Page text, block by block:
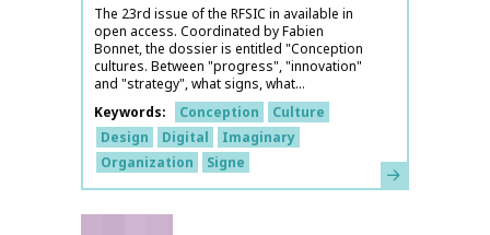
The 23rd issue of the RFSIC in available in
open access. Coordinated by Fabien
Bonnet, the dossier is entitled "Conception
cultures. Between "progress", "innovation"
and "strategy", what signs, what...
Keywords
Conception
Culture
Design
Digital
Imaginary
Organization
Signe Learn more